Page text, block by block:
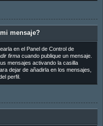
mensaje?
en el Panel de Control de
firmacuando publique un mensaje.
mensajes activando la casilla
dejar de añadirla en los mensajes,
perfil.